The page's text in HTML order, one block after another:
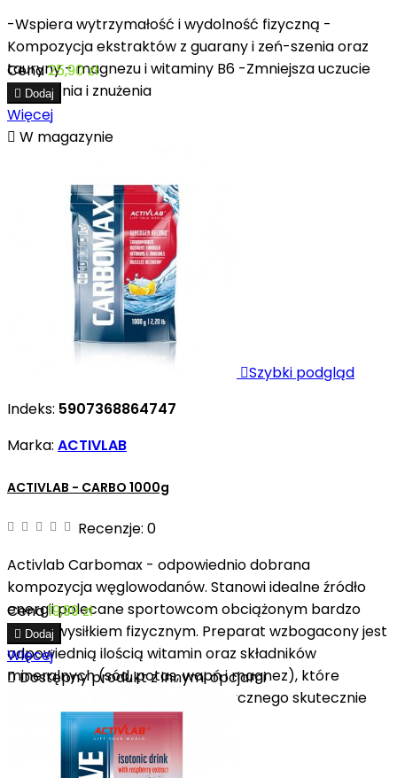
-Wspiera wytrzymałość i wydolność fizyczną -
Kompozycja ekstraktów z guarany i zeń-szenia oraz
tauryny - magnezu i witaminy B6 -Zmniejsza uczucie
zmęczenia i znużenia
Cena25,90 zł
 Dodaj
Więcej
 W magazynie
Szybki podgląd
Indeks: 5907368864747
Marka: ACTIVLAB
ACTIVLAB - CARBO 1000g
Recenzje: 0
Activlab Carbomax - odpowiednio dobrana
kompozycja węglowodanów. Stanowi idealne źródło
energii polecane sportowcom obciążonym bardzo
dużym wysiłkiem fizycznym. Preparat wzbogacony jest
odpowiednią ilością witamin oraz składników
mineralnych (sód, potas, wapń i magnez), które
dostarczone podczas wysiłku fizycznego skutecznie
uzupełniają tracone elektrolity.
Cena19,99 zł
 Dodaj
Więcej
Dostępny produkt z innymi opcjami